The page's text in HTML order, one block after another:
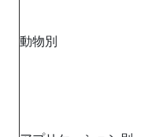
動物別